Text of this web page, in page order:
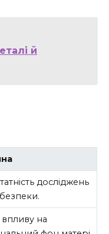
й
досліджень
на